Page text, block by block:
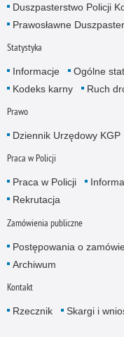
Duszpasterstwo Policji
Prawosławne
Statystyka
Informacje Ogólne
Kodeks karny
Ruch
Prawo
Dziennik Urzędowy KGP
Praca w Policji
Praca w Policji
Rekrutacja
Zamówienia publiczne
Postępowania o
Archiwum
Kontakt
Rzecznik Skargi i